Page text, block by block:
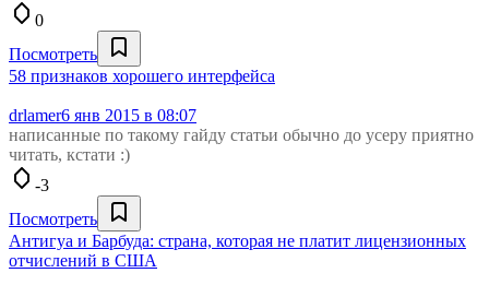
0
Посмотреть
58 признаков хорошего интерфейса
drlamer6 янв 2015 в 08:07
написанные по такому гайду статьи обычно до усеру приятно
читать, кстати :)
-3
Посмотреть
Антигуа и Барбуда: страна, которая не платит лицензионных
отчислений в США